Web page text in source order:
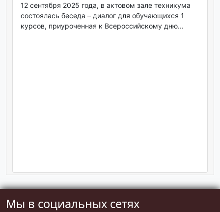
12 сентября 2025 года, в актовом зале техникума
состоялась беседа – диалог для обучающихся 1
курсов, приуроченная к Всероссийскому дню...
Мы в социальных сетях